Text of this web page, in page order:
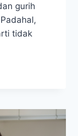
gurih
tidak